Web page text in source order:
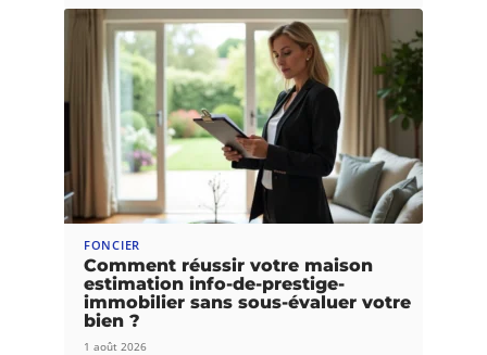
FONCIER
Comment réussir votre maison
estimation info-de-prestige-
immobilier sans sous-évaluer votre
bien ?
1 août 2026